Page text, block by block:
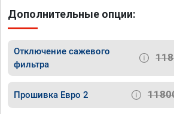
Дополнительные опции:
Отключение сажевого
фильтра
Прошивка Евро 2